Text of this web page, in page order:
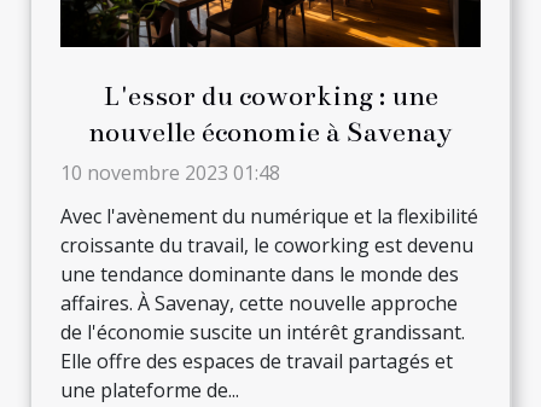
L'essor du coworking : une
nouvelle économie à Savenay
10 novembre 2023 01:48
Avec l'avènement du numérique et la flexibilité
croissante du travail, le coworking est devenu
une tendance dominante dans le monde des
affaires. À Savenay, cette nouvelle approche
de l'économie suscite un intérêt grandissant.
Elle offre des espaces de travail partagés et
une plateforme de...